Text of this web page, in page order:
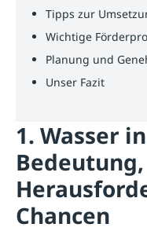
Tipps zur
Wichtige
Planung und
Unser Fazit
1. Wasser
Bedeutung,
Chancen